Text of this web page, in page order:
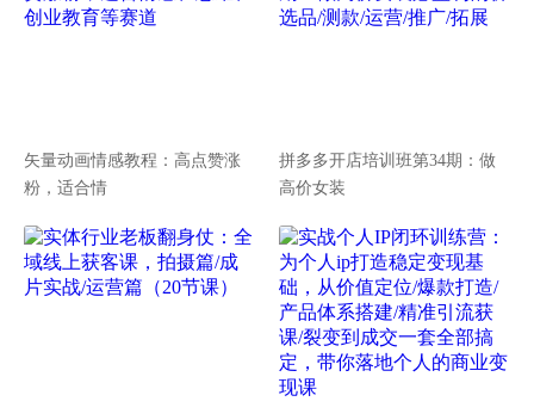
矢量动画情感教程：高点赞涨
粉，适合情
拼多多开店培训班第34期：做
高价女装